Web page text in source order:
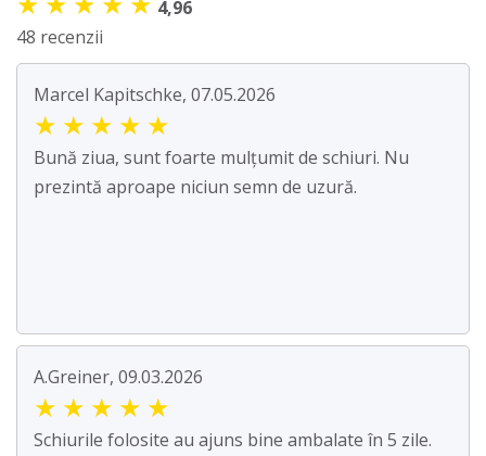
4,96
48 recenzii
Marcel Kapitschke, 07.05.2026
★ ★ ★ ★ ★
Bună ziua, sunt foarte mulțumit de schiuri. Nu
prezintă aproape niciun semn de uzură.
A.Greiner, 09.03.2026
★ ★ ★ ★ ★
Schiurile folosite au ajuns bine ambalate în 5 zile.